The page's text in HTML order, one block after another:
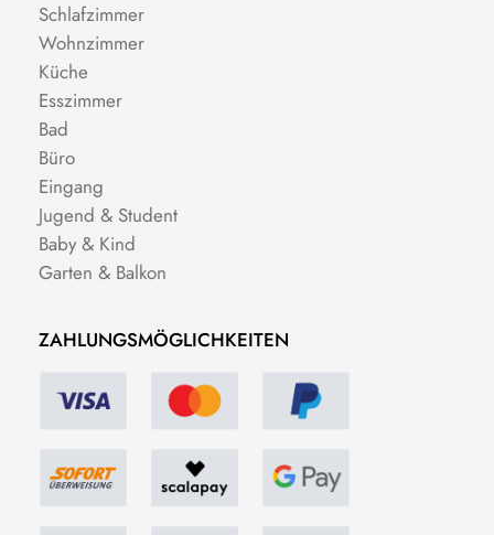
Schlafzimmer
Wohnzimmer
Küche
Esszimmer
Bad
Büro
Eingang
Jugend & Student
Baby & Kind
Garten & Balkon
ZAHLUNGSMÖGLICHKEITEN